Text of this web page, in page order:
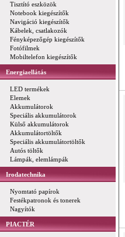
Tisztító eszközök
Notebook kiegészítők
Navigáció kiegészítők
Kábelek, csatlakozók
Fényképezőgép kiegészítők
Fotófilmek
Mobiltelefon kiegészítők
Energiaellátás
LED termékek
Elemek
Akkumulátorok
Speciális akkumulátorok
Külső akkumulátorok
Akkumulátortöltők
Speciális akkumulátortöltők
Autós töltők
Lámpák, elemlámpák
Irodatechnika
Nyomtató papírok
Festékpatronok és tonerek
Nagyítók
PIACTÉR